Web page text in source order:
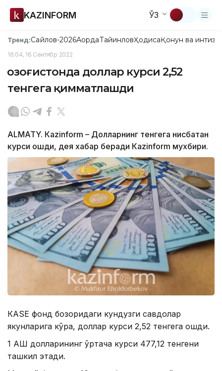
KAZINFORM ЎЗ
Тренд:Сайлов-2026АқордаТайинловҲодисаҚонун ва
16:04, 16 Сентябр 2022
Қозоғистонда доллар курси 2,52
тенгега қимматлашди
ALMATY. Кazinform – Долларнинг тенгега нисбатан
курси ошди, дея хабар беради Кazinform мухбири.
КАSЕ фонд бозоридаги кундузги савдолар
якунларига кўра, доллар курси 2,52 тенгега ошди.
1 АҚШ долларининг ўртача курси 477,12 тенгени
ташкил этади.